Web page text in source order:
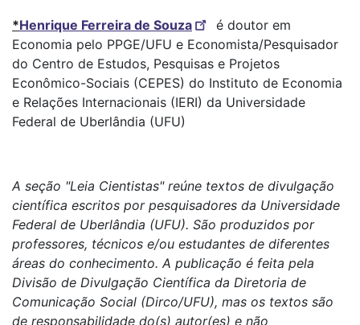
*Henrique Ferreira de Souza
é doutor em
Economia pelo PPGE/UFU e Economista/Pesquisador
do Centro de Estudos, Pesquisas e Projetos
Econômico-Sociais (CEPES) do Instituto de Economia
e Relações Internacionais (IERI) da Universidade
Federal de Uberlândia (UFU)
A seção "Leia Cientistas" reúne textos de divulgação
científica escritos por pesquisadores da Universidade
Federal de Uberlândia (UFU). São produzidos por
professores, técnicos e/ou estudantes de diferentes
áreas do conhecimento. A publicação é feita pela
Divisão de Divulgação Científica da Diretoria de
Comunicação Social (Dirco/UFU), mas os textos são
de responsabilidade do(s) autor(es) e não